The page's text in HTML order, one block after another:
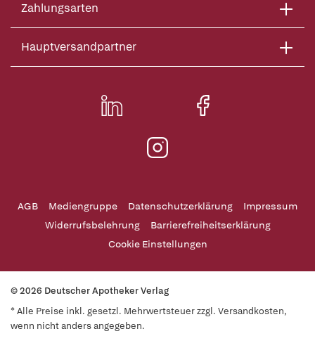
Zahlungsarten
Hauptversandpartner
AGB Mediengruppe Datenschutzerklärung
Impressum
Widerrufsbelehrung
Barrierefreiheitserklärung
Cookie Einstellungen
© 2026 Deutscher Apotheker Verlag
* Alle Preise inkl. gesetzl. Mehrwertsteuer zzgl. Versandkosten,
wenn nicht anders angegeben.